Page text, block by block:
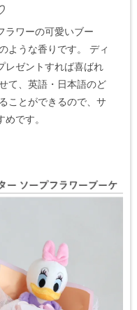
ラワーの可愛いブー
ような香りです。
ディ
レゼントすれば喜ばれ
て、英語・日本語のど
ことができるので、サ
です。